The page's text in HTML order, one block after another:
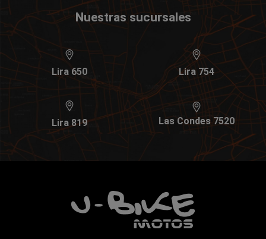
Nuestras sucursales
Lira 650 Lira 754
Lira 819 Las Condes 7520